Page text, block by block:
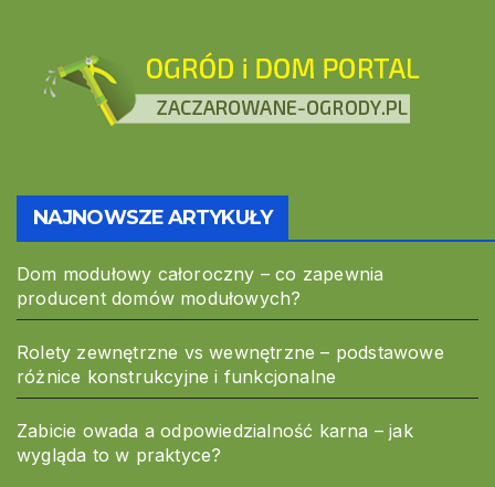
NAJNOWSZE ARTYKUŁY
Dom modułowy całoroczny – co zapewnia
producent domów modułowych?
Rolety zewnętrzne vs wewnętrzne – podstawowe
różnice konstrukcyjne i funkcjonalne
Zabicie owada a odpowiedzialność karna – jak
wygląda to w praktyce?